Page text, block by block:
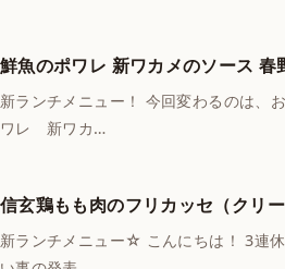
鮮魚のポワレ 新ワカメのソース 春
新ランチメニュー！ 今回変わるのは、
ワレ 新ワカ…
信玄鶏もも肉のフリカッセ（クリー
新ランチメニュー☆ こんにちは！ 3連